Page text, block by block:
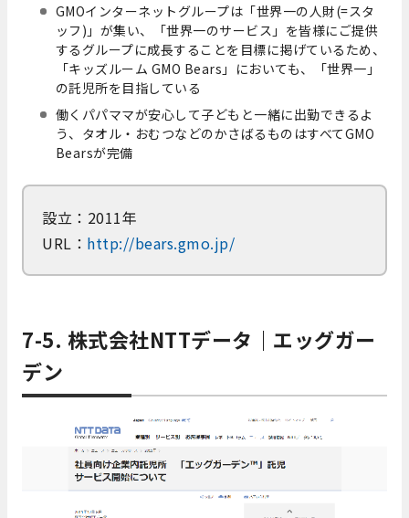
GMOインターネットグループは「世界一の人財(=スタ
ッフ)」が集い、「世界一のサービス」を皆様にご提供
するグループに成長することを目標に掲げているため、
「キッズルーム GMO Bears」においても、「世界一」
の託児所を目指している
働くパパママが安心して子どもと一緒に出勤できるよ
う、タオル・おむつなどのかさばるものはすべてGMO
Bearsが完備
設立：2011年
URL： http://bears.gmo.jp/
7-5. 株式会社NTTデータ｜エッグガー
デン